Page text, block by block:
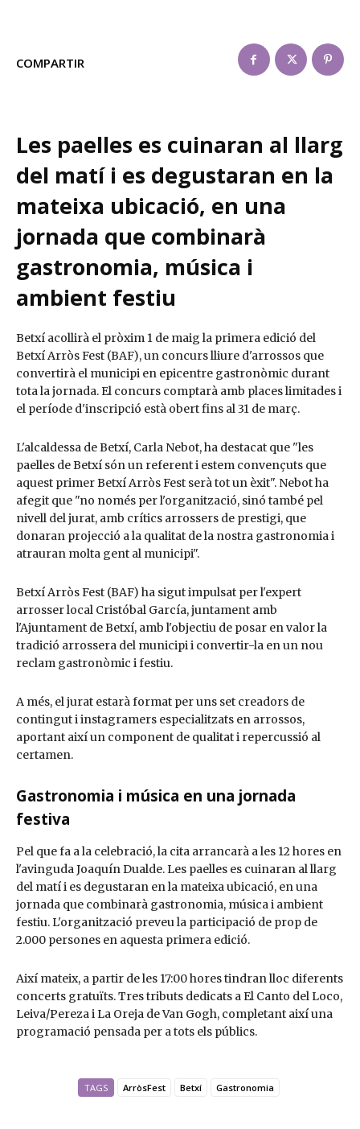
COMPARTIR
Les paelles es cuinaran al llarg
del matí i es degustaran en la
mateixa ubicació, en una
jornada que combinarà
gastronomia, música i
ambient festiu
Betxí acollirà el pròxim 1 de maig la primera edició del
Betxí Arròs Fest (BAF), un concurs lliure d'arrossos que
convertirà el municipi en epicentre gastronòmic durant
tota la jornada. El concurs comptarà amb places limitades i
el període d'inscripció està obert fins al 31 de març.
L'alcaldessa de Betxí, Carla Nebot, ha destacat que "les
paelles de Betxí són un referent i estem convençuts que
aquest primer Betxí Arròs Fest serà tot un èxit". Nebot ha
afegit que "no només per l'organització, sinó també pel
nivell del jurat, amb crítics arrossers de prestigi, que
donaran projecció a la qualitat de la nostra gastronomia i
atrauran molta gent al municipi".
Betxí Arròs Fest (BAF) ha sigut impulsat per l'expert
arrosser local Cristóbal García, juntament amb
l'Ajuntament de Betxí, amb l'objectiu de posar en valor la
tradició arrossera del municipi i convertir-la en un nou
reclam gastronòmic i festiu.
A més, el jurat estarà format per uns set creadors de
contingut i instagramers especialitzats en arrossos,
aportant així un component de qualitat i repercussió al
certamen.
Gastronomia i música en una jornada
festiva
Pel que fa a la celebració, la cita arrancarà a les 12 hores en
l'avinguda Joaquín Dualde. Les paelles es cuinaran al llarg
del matí i es degustaran en la mateixa ubicació, en una
jornada que combinarà gastronomia, música i ambient
festiu. L'organització preveu la participació de prop de
2.000 persones en aquesta primera edició.
Així mateix, a partir de les 17:00 hores tindran lloc diferents
concerts gratuïts. Tres tributs dedicats a El Canto del Loco,
Leiva/Pereza i La Oreja de Van Gogh, completant així una
programació pensada per a tots els públics.
TAGS ArròsFest Betxí Gastronomia